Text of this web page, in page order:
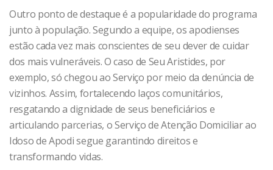
Outro ponto de destaque é a popularidade do programa
junto à população. Segundo a equipe, os apodienses
estão cada vez mais conscientes de seu dever de cuidar
dos mais vulneráveis. O caso de Seu Aristides, por
exemplo, só chegou ao Serviço por meio da denúncia de
vizinhos. Assim, fortalecendo laços comunitários,
resgatando a dignidade de seus beneficiários e
articulando parcerias, o Serviço de Atenção Domiciliar ao
Idoso de Apodi segue garantindo direitos e
transformando vidas.